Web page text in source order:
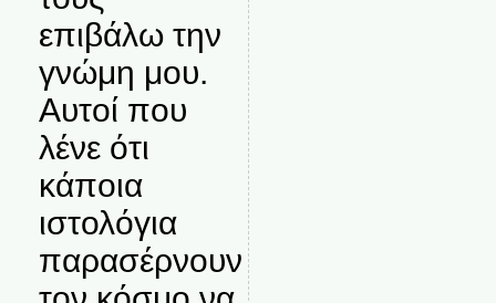
επιβάλω την
γνώμη μου.
Αυτοί που
λένε ότι
κάποια
ιστολόγια
παρασέρνουν